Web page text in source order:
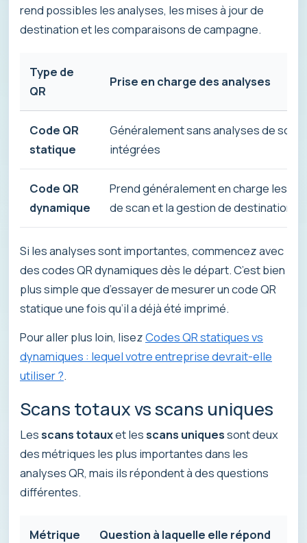
rend possibles les analyses, les mises à jour de
destination et les comparaisons de campagne.
Type de
QR
Prise en charge des analyses
Code QR
statique
Généralement sans analyses de scan
intégrées
Code QR
dynamique
Prend généralement en charge les
de scan et la gestion de destination
Si les analyses sont importantes, commencez avec
des codes QR dynamiques dès le départ. C’est bien
plus simple que d’essayer de mesurer un code QR
statique une fois qu’il a déjà été imprimé.
Pour aller plus loin, lisezCodes QR statiques vs
dynamiques : lequel votre entreprise devrait-elle
utiliser ?.
Scans totaux vs scans uniques
Lesscans totauxet lesscans uniquessont deux
des métriques les plus importantes dans les
analyses QR, mais ils répondent à des questions
différentes.
Métrique Question à laquelle elle répond